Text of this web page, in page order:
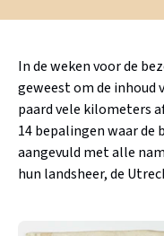
In de weken voor de
geweest om de inhoud
paard vele kilometers
14 bepalingen waar de
aangevuld met alle
hun landsheer, de